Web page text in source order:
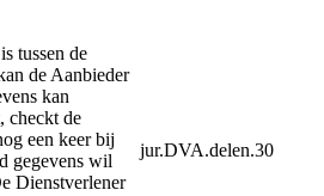
tussen de
de Aanbieder
kan
checkt de
een keer bij
gegevens wil
Dienstverlener
jur.DVA.delen.30